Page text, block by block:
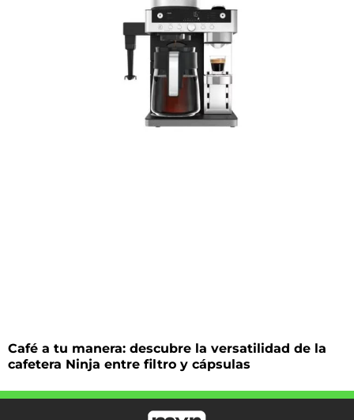
Café a tu manera: descubre la versatilidad de la
cafetera Ninja entre filtro y cápsulas